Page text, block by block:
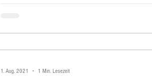
1. Aug. 2021 1 Min. Lesezeit